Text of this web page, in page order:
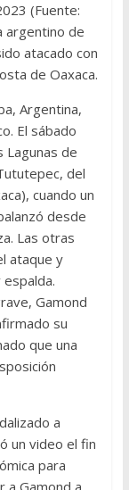
(Fuente:
argentino de
atacado con
de Oaxaca.
Argentina,
El sábado
Lagunas de
del
cuando un
desde
Las otras
ataque y
Gamond
su
que una
a
un video el fin
para